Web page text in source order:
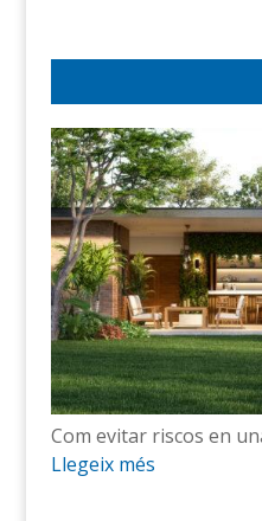
Com evitar riscos en
Llegeix més